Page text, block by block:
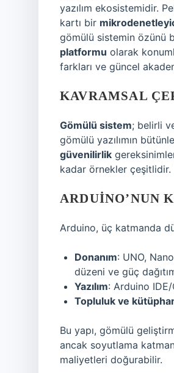
yazılım ekosistemidir.
kartı bir
gömülü sistemin özünü
platformu olarak
farkları ve güncel
KAVRAMSAL
Gömülü sistem; belirli
gömülü yazılımın
güvenilirlik
kadar örnekler çeşitlidir.
ARDUINO’NUN
Arduino, üç katmanda
Donanım: UNO,
düzeni ve güç
Yazılım: Arduino IDE/
Topluluk ve
Bu yapı, gömülü
ancak soyutlama
maliyetleri doğurabilir.